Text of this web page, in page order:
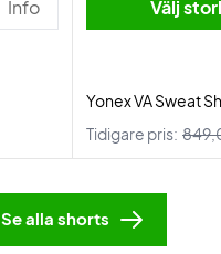
Info Välj
Yonex VA Sweat
Tidigare pris:
Se alla shorts